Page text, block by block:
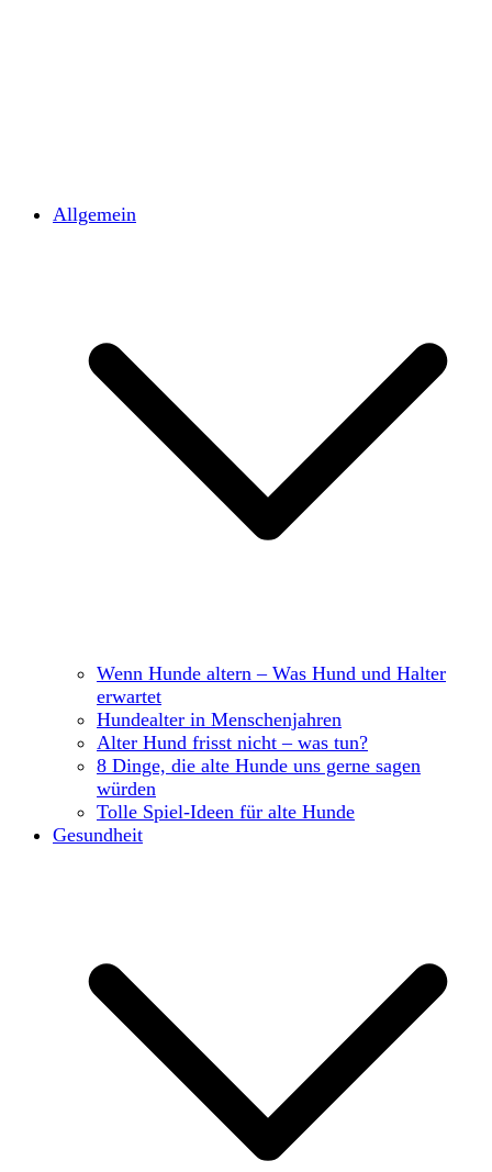
Allgemein
Wenn Hunde altern – Was Hund und Halter
erwartet
Hundealter in Menschenjahren
Alter Hund frisst nicht – was tun?
8 Dinge, die alte Hunde uns gerne sagen
würden
Tolle Spiel-Ideen für alte Hunde
Gesundheit